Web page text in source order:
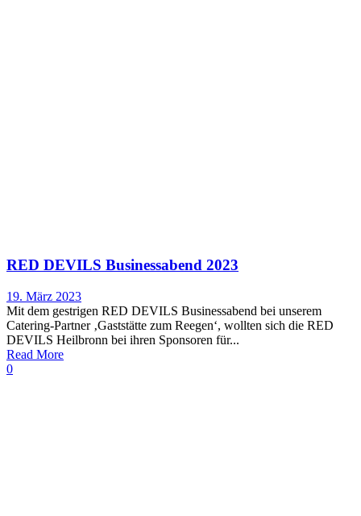
RED DEVILS Businessabend 2023
19. März 2023
Mit dem gestrigen RED DEVILS Businessabend bei unserem
Catering-Partner ‚Gaststätte zum Reegen‘, wollten sich die RED
DEVILS Heilbronn bei ihren Sponsoren für...
Read More
0